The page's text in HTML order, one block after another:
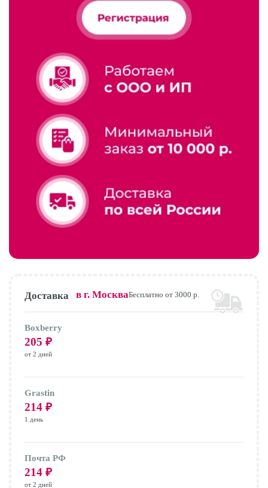
Доставка в г. МоскваБесплатно от 3000 р.
Boxberry
205 ₽
от 2 дней
Grastin
214 ₽
1 день
Почта РФ
214 ₽
от 2 дней